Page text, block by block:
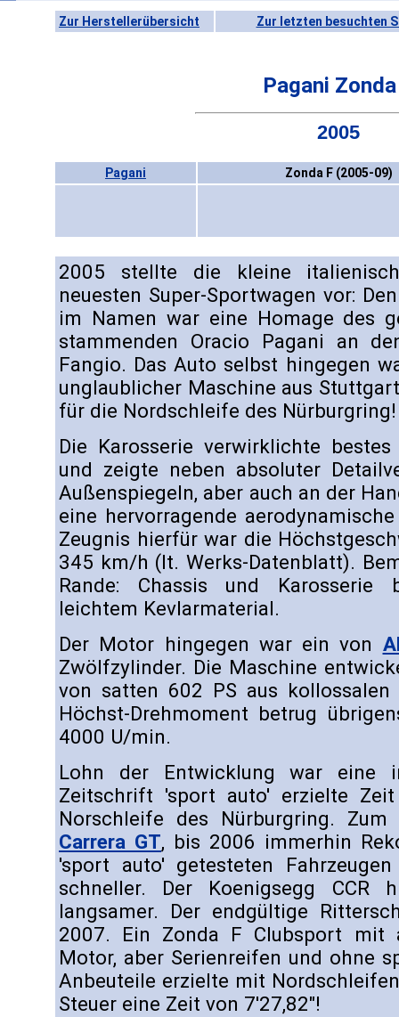
Zur Herstellerübersicht Zur letzten besuchten
Pagani
2005
Pagani Zonda F (2005-09)
2005 stellte die kleine
neuesten Super-Sportwagen vor:
im Namen war eine Homage des
stammenden Oracio Pagani an
Fangio. Das Auto selbst hingegen
unglaublicher Maschine aus
für die Nordschleife des Nürburgring!
Die Karosserie verwirklichte
und zeigte neben absoluter
Außenspiegeln, aber auch an der
eine hervorragende
Zeugnis hierfür war die
345 km/h (lt. Werks-Datenblatt).
Rande: Chassis und Karosserie
leichtem Kevlarmaterial.
Der Motor hingegen war ein von
Zwölfzylinder. Die Maschine
von satten 602 PS aus kollossalen
Höchst-Drehmoment betrug
4000 U/min.
Lohn der Entwicklung war eine
Zeitschrift 'sport auto' erzielte
Norschleife des Nürburgring.
Carrera GT, bis 2006 immerhin
'sport auto' getesteten
schneller. Der Koenigsegg CCR
langsamer. Der endgültige
2007. Ein Zonda F Clubsport mit
Motor, aber Serienreifen und ohne
Anbeuteile erzielte mit
Steuer eine Zeit von 7'27,82"!